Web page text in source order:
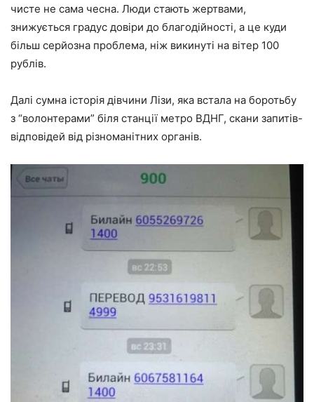
чисте не сама чесна. Люди стають жертвами,
знижується градус довіри до благодійності, а це куди
більш серйозна проблема, ніж викинуті на вітер 100
рублів.
Далі сумна історія дівчини Лізи, яка встала на боротьбу
з “волонтерами” біля станції метро ВДНГ, скани запитів-
відповідей від різноманітних органів.